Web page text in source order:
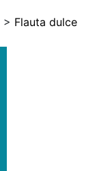
> Flauta dulce